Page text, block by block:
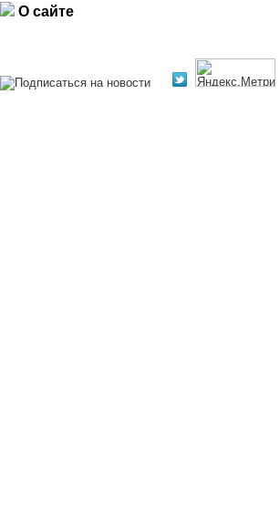
О сайте